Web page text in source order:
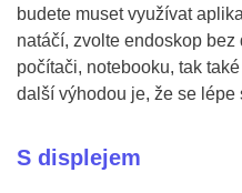
budete muset využívat
natáčí, zvolte endoskop
počítači, notebooku, tak
další výhodou je, že se lépe
S displejem